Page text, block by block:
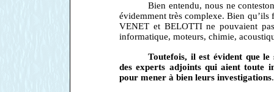
Bien entendu, nous ne
évidemment très complexe. Bien qu’ils
VENET et BELOTTI ne pouvaient
informatique, moteurs, chimie,
Toutefois, il est évident que
des experts adjoints qui aient toute
pour mener à bien leurs investigations